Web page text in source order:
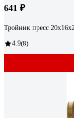
641 ₽
Тройник пресс
4.9(8)